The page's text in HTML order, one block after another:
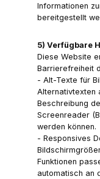
Informationen
bereitgestellt
5) Verfügbare
Diese Website
Barrierefreiheit
- Alt-Texte für
Alternativtexten
Beschreibung
Screenreader
werden können.
- Responsives
Funktionen
automatisch an